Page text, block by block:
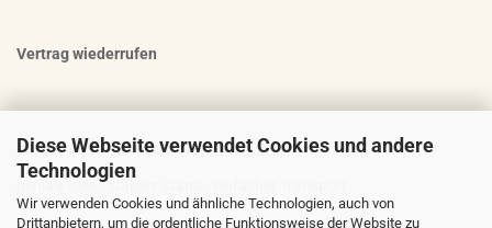
Diese Webseite verwendet Cookies und andere
Technologien
Wir verwenden Cookies und ähnliche Technologien, auch von
Drittanbietern, um die ordentliche Funktionsweise der Website zu
Vertrag wiederrufen
OTTO - DER FAMOSE STAUDENHALTER
geniale Idee - stabiler Stand - einfacher Transport